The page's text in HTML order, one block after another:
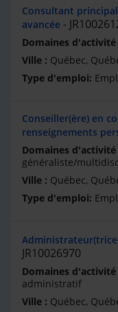
Consultant
avancée
Québec,
Conseiller(ère) en
renseignements
généraliste/
Québec,
JR10026970
administratif
Québec,